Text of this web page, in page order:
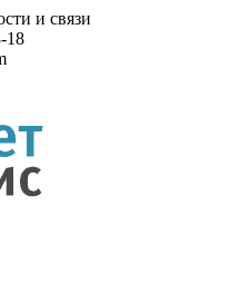
и связи
18